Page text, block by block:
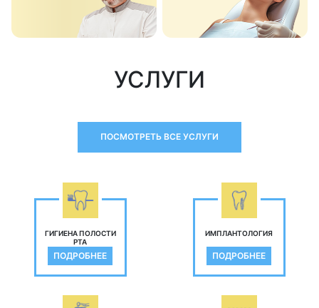
УСЛУГИ
ПОСМОТРЕТЬ ВСЕ УСЛУГИ
ГИГИЕНА ПОЛОСТИ
РТА
ПОДРОБНЕЕ
ИМПЛАНТОЛОГИЯ
ПОДРОБНЕЕ